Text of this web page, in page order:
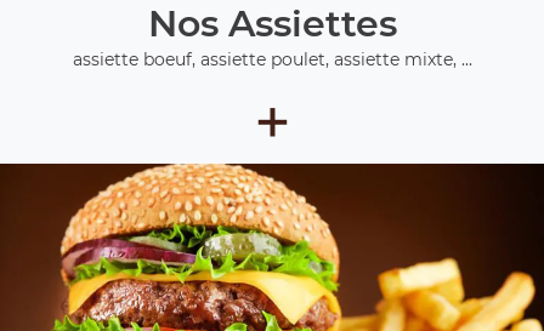
Nos Assiettes
assiette boeuf, assiette poulet, assiette mixte, ...
+